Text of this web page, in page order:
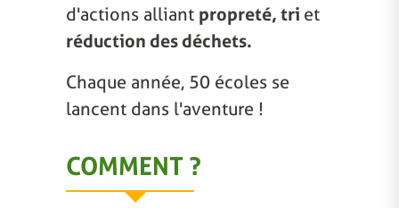
d'actions alliant propreté, tri et
réduction des déchets.
Chaque année, 50 écoles se
lancent dans l'aventure !
COMMENT ?